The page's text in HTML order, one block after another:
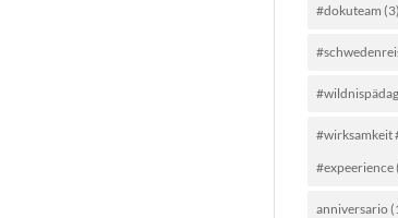
#dokuteam (3)
#wirksamkeit
#expeerience
anniversario